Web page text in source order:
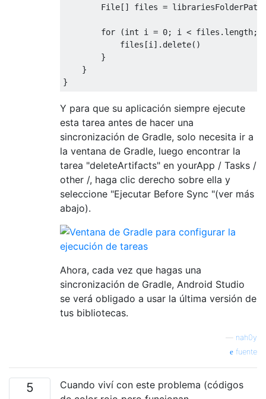
File[] files = librariesFolderPath
for (int i = 0; i < files . length;
            files
[i ]. delete()
}
}
}
Y para que su aplicación siempre ejecute
esta tarea antes de hacer una
sincronización de Gradle, solo necesita ir a
la ventana de Gradle, luego encontrar la
tarea "deleteArtifacts" en yourApp / Tasks /
other /, haga clic derecho sobre ella y
seleccione "Ejecutar Before Sync "(ver más
abajo).
Ahora, cada vez que hagas una
sincronización de Gradle, Android Studio
se verá obligado a usar la última versión de
tus bibliotecas.
nah0y
fuente
5
Cuando viví con este problema (códigos